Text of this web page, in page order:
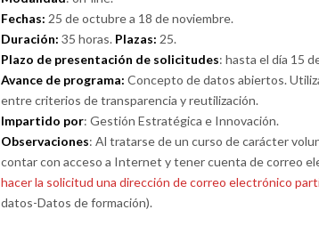
Fechas: 25 de octubre a 18 de noviembre.
Duración: 35 horas. Plazas: 25.
Plazo de presentación de solicitudes: hasta el día 15
Avance de programa: Concepto de datos abiertos.
entre criterios de transparencia y reutilización.
Impartido por: Gestión Estratégica e Innovación.
Observaciones: Al tratarse de un curso de carácter
contar con acceso a Internet y tener cuenta de correo
hacer la solicitud una dirección de correo electrónico
datos-Datos de formación).